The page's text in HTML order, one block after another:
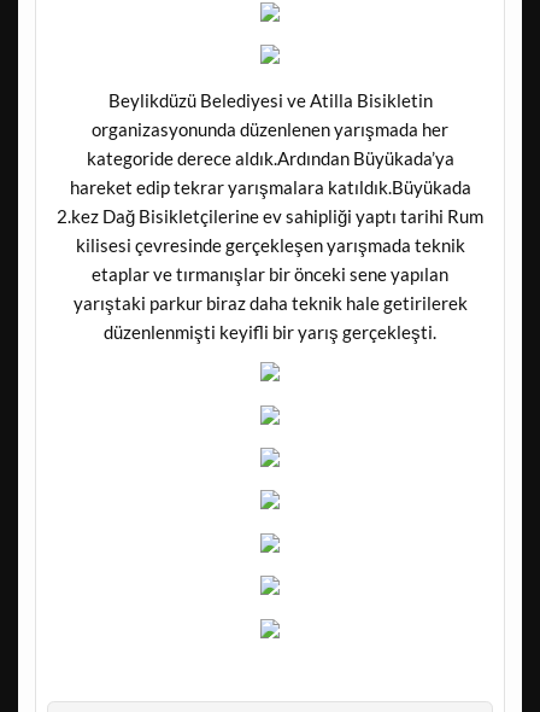
Beylikdüzü Belediyesi ve Atilla Bisikletin
organizasyonunda düzenlenen yarışmada her
kategoride derece aldık.Ardından Büyükada’ya
hareket edip tekrar yarışmalara katıldık.Büyükada
2.kez Dağ Bisikletçilerine ev sahipliği yaptı tarihi Rum
kilisesi çevresinde gerçekleşen yarışmada teknik
etaplar ve tırmanışlar bir önceki sene yapılan
yarıştaki parkur biraz daha teknik hale getirilerek
düzenlenmişti keyifli bir yarış gerçekleşti.